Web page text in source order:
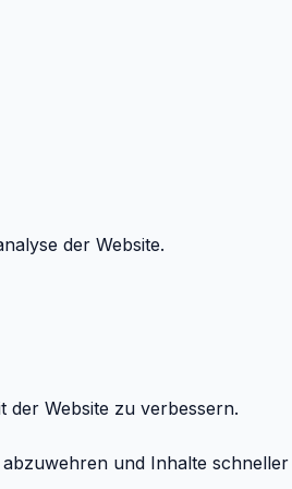
der Website.
der Website zu verbessern.
und Inhalte